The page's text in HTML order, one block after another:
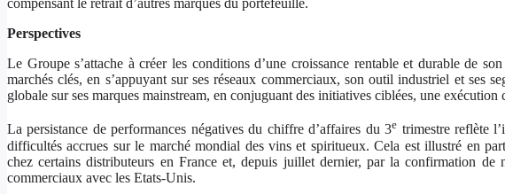
compensant le retrait d’autres marques du portefeuille.
Perspectives
Le Groupe s’attache à créer les conditions d’une croissance rentable et durable de
marchés clés, en s’appuyant sur ses réseaux commerciaux, son outil industriel et ses
globale sur ses marques mainstream, en conjuguant des initiatives ciblées, une
La persistance de performances négatives du chiffre d’affaires du 3e trimestre reflète
difficultés accrues sur le marché mondial des vins et spiritueux. Cela est illustré en
chez certains distributeurs en France et, depuis juillet dernier, par la confirmation de
commerciaux avec les Etats-Unis.